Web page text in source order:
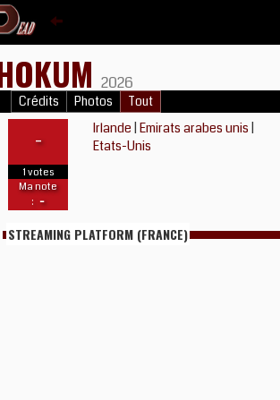
2026
Crédits Photos Tout
-
1 votes
Ma note
: -
Irlande |Emirats arabes unis
Etats-Unis
STREAMING PLATFORM (FRANCE)